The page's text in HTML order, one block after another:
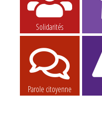
Solidarités
Parole citoyenne